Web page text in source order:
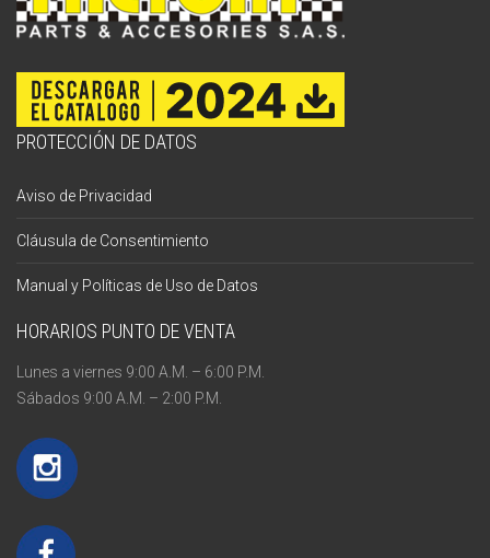
PROTECCIÓN DE DATOS
Aviso de Privacidad
Cláusula de Consentimiento
Manual y Políticas de Uso de Datos
HORARIOS PUNTO DE VENTA
Lunes a viernes 9:00 A.M. – 6:00 P.M.
Sábados 9:00 A.M. – 2:00 P.M.